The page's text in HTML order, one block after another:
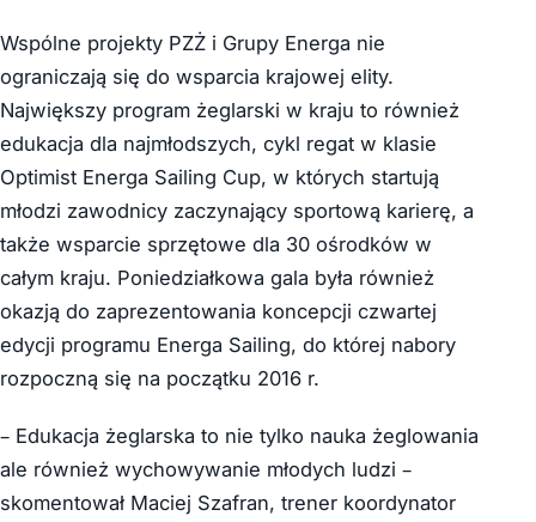
Wspólne projekty PZŻ i Grupy Energa nie
ograniczają się do wsparcia krajowej elity.
Największy program żeglarski w kraju to również
edukacja dla najmłodszych, cykl regat w klasie
Optimist Energa Sailing Cup, w których startują
młodzi zawodnicy zaczynający sportową karierę, a
także wsparcie sprzętowe dla 30 ośrodków w
całym kraju. Poniedziałkowa gala była również
okazją do zaprezentowania koncepcji czwartej
edycji programu Energa Sailing, do której nabory
rozpoczną się na początku 2016 r.
­– Edukacja żeglarska to nie tylko nauka żeglowania
ale również wychowywanie młodych ludzi ­–
skomentował Maciej Szafran, trener koordynator